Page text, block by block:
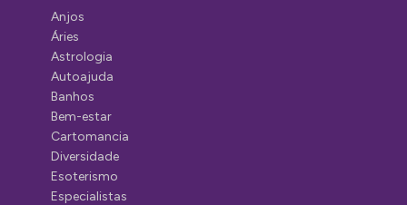
Anjos
Áries
Astrologia
Autoajuda
Banhos
Bem-estar
Cartomancia
Diversidade
Esoterismo
Especialistas